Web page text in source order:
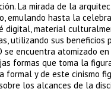
La mirada de la
emulando hasta la
digital, material
utilizando sus beneficios
encuentra atomizado
formas que toma la
y de este cinismo
los alcances de la